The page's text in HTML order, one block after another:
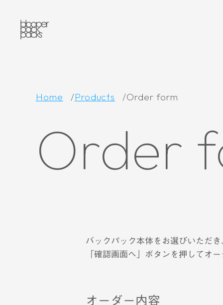
Home Products Order form
Order
バックパック本体をお選びいただ
「確認画面へ」ボタンを押してオ
オーダー内容